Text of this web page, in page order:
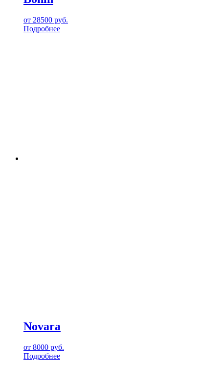
от 28500 руб.
Подробнее
Novara
от 8000 руб.
Подробнее